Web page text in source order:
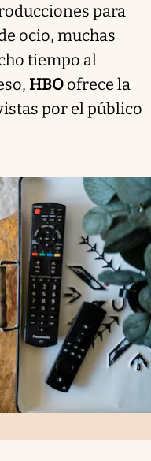
para
ocio, muchas
tiempo al
HBO ofrece la
por el público